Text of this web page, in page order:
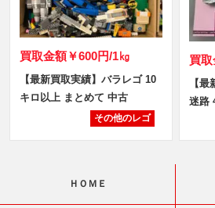
買取金額￥600円/1㎏
【最新買取実績】バラレゴ 10
キロ以上 まとめて 中古
その他のレゴ
買
【
迷路
ＨＯＭＥ